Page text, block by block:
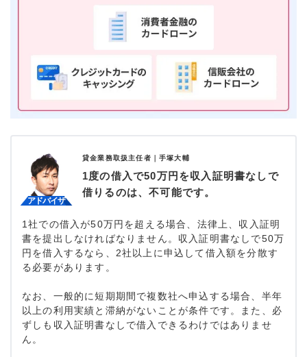
貸金業務取扱主任者｜ 手塚大輔
1度の借入で50万円を収入証明書なしで
借りるのは、不可能です。
1社での借入が50万円を超える場合、法律上、収入証明
書を提出しなければなりません。収入証明書なしで50万
円を借入するなら、2社以上に申込して借入額を分散す
る必要があります。
なお、一般的に短期期間で複数社へ申込する場合、半年
以上の利用実績と滞納がないことが条件です。また、必
ずしも収入証明書なしで借入できるわけではありませ
ん。